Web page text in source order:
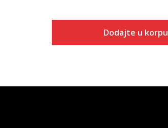
Dodajte u korpu